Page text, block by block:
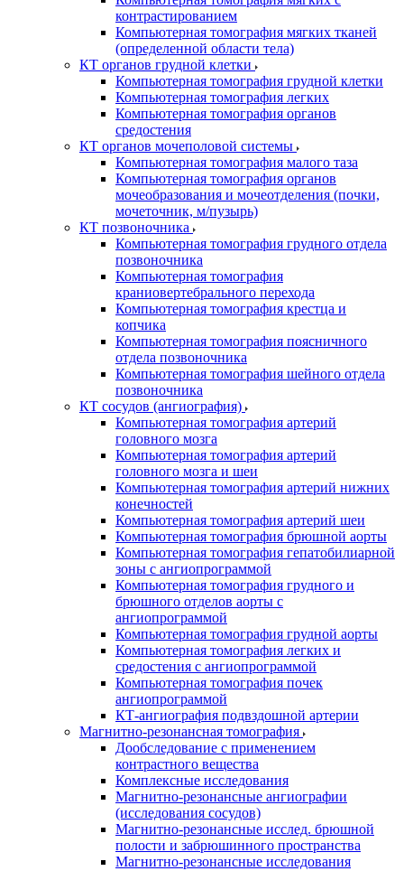
контрастированием
Компьютерная томография мягких тканей
(определенной области тела)
КТ органов грудной клетки
Компьютерная томография грудной клетки
Компьютерная томография легких
Компьютерная томография органов
средостения
КТ органов мочеполовой системы
Компьютерная томография малого таза
Компьютерная томография органов
мочеобразования и мочеотделения (почки,
мочеточник, м/пузырь)
КТ позвоночника
Компьютерная томография грудного отдела
позвоночника
Компьютерная томография
краниовертебрального перехода
Компьютерная томография крестца и
копчика
Компьютерная томография поясничного
отдела позвоночника
Компьютерная томография шейного отдела
позвоночника
КТ сосудов (ангиография)
Компьютерная томография артерий
головного мозга
Компьютерная томография артерий
головного мозга и шеи
Компьютерная томография артерий нижних
конечностей
Компьютерная томография артерий шеи
Компьютерная томография брюшной аорты
Компьютерная томография гепатобилиарной
зоны с ангиопрограммой
Компьютерная томография грудного и
брюшного отделов аорты с
ангиопрограммой
Компьютерная томография грудной аорты
Компьютерная томография легких и
средостения с ангиопрограммой
Компьютерная томография почек
ангиопрограммой
КТ-ангиография подвздошной артерии
Магнитно-резонансная томография
Дообследование с применением
контрастного вещества
Комплексные исследования
Магнитно-резонансные ангиографии
(исследования сосудов)
Магнитно-резонансные исслед. брюшной
полости и забрюшинного пространства
Магнитно-резонансные исследования